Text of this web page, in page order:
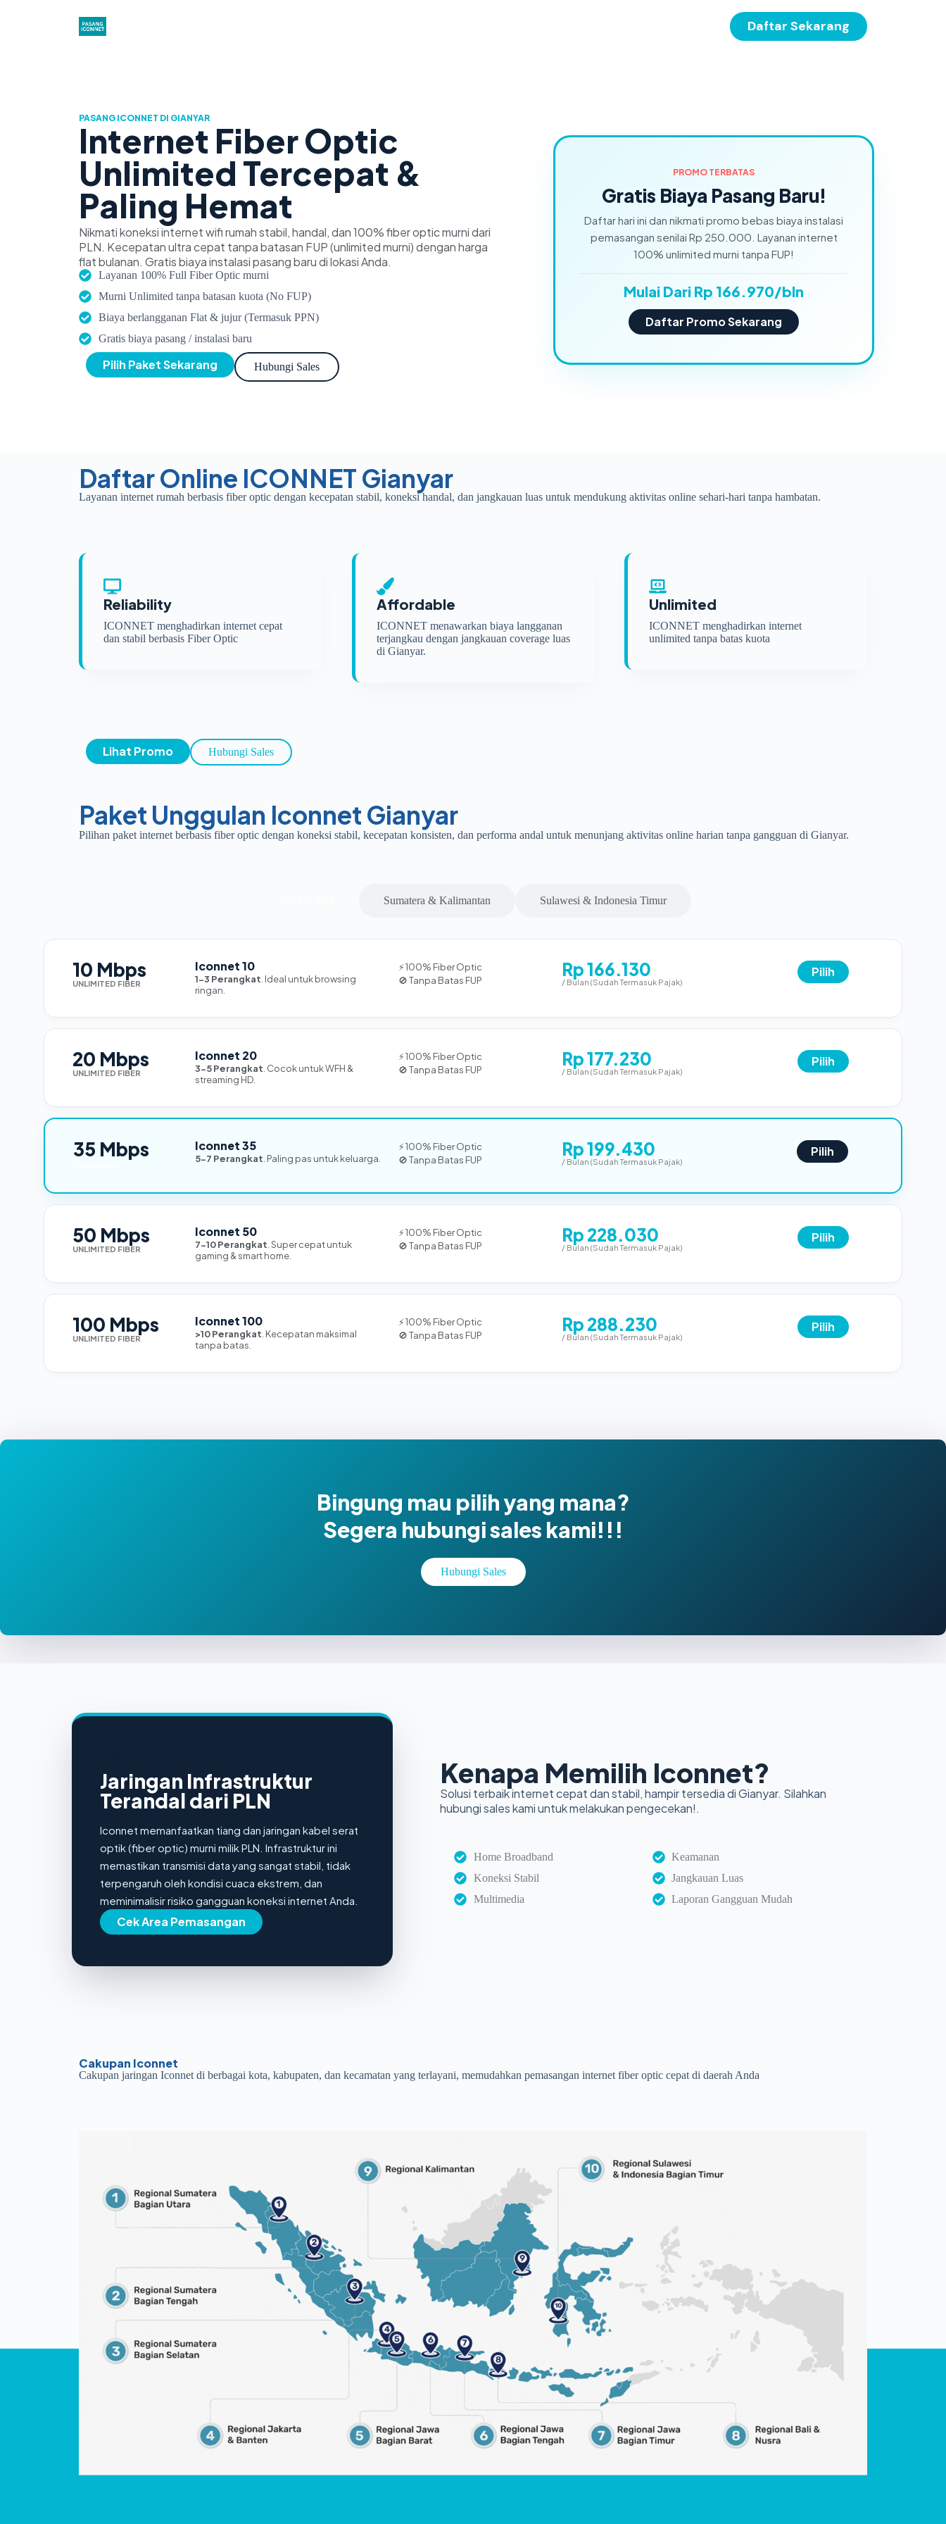
Daftar Sekarang
PASANG ICONNET DI GIANYAR
Internet Fiber Optic
Unlimited Tercepat &
Paling Hemat
Nikmati koneksi internet wifi rumah stabil, handal, dan 100% fiber optic murni dari
PLN. Kecepatan ultra cepat tanpa batasan FUP (unlimited murni) dengan harga
flat bulanan. Gratis biaya instalasi pasang baru di lokasi Anda.
Layanan 100% Full Fiber Optic murni
Murni Unlimited tanpa batasan kuota (No FUP)
Biaya berlangganan Flat & jujur (Termasuk PPN)
Gratis biaya pasang / instalasi baru
Pilih Paket Sekarang Hubungi Sales
PROMO TERBATAS
Gratis Biaya Pasang Baru!
Daftar hari ini dan nikmati promo bebas biaya instalasi
pemasangan senilai Rp 250.000. Layanan internet
100% unlimited murni tanpa FUP!
Mulai Dari Rp 166.970/bln
Daftar Promo Sekarang
Daftar Online ICONNET Gianyar
Layanan internet rumah berbasis fiber optic dengan kecepatan stabil, koneksi handal, dan jangkauan luas untuk mendukung aktivitas online sehari-hari tanpa hambatan.
Reliability
ICONNET menghadirkan internet cepat
dan stabil berbasis Fiber Optic
Affordable
ICONNET menawarkan biaya langganan
terjangkau dengan jangkauan coverage luas
di Gianyar.
Unlimited
ICONNET menghadirkan internet
unlimited tanpa batas kuota
Lihat Promo Hubungi Sales
Paket Unggulan Iconnet Gianyar
Pilihan paket internet berbasis fiber optic dengan koneksi stabil, kecepatan konsisten, dan performa andal untuk menunjang aktivitas online harian tanpa gangguan di Gianyar.
Sumatera & Kalimantan Sulawesi & Indonesia Timur
10 Mbps
UNLIMITED FIBER
Iconnet 10
1-3 Perangkat . Ideal untuk browsing
ringan.
⚡ 100% Fiber Optic
🚫 Tanpa Batas FUP
Rp 166.130
/ Bulan (Sudah Termasuk Pajak)
Pilih
20 Mbps
UNLIMITED FIBER
Iconnet 20
3-5 Perangkat . Cocok untuk WFH &
streaming HD.
⚡ 100% Fiber Optic
🚫 Tanpa Batas FUP
Rp 177.230
/ Bulan (Sudah Termasuk Pajak)
Pilih
35 Mbps Iconnet 35
5-7 Perangkat . Paling pas untuk keluarga.
⚡ 100% Fiber Optic
🚫 Tanpa Batas FUP
Rp 199.430
/ Bulan (Sudah Termasuk Pajak)
Pilih
50 Mbps
UNLIMITED FIBER
Iconnet 50
7-10 Perangkat . Super cepat untuk
gaming & smart home.
⚡ 100% Fiber Optic
🚫 Tanpa Batas FUP
Rp 228.030
/ Bulan (Sudah Termasuk Pajak)
Pilih
100 Mbps
UNLIMITED FIBER
Iconnet 100
>10 Perangkat . Kecepatan maksimal
tanpa batas.
⚡ 100% Fiber Optic
🚫 Tanpa Batas FUP
Rp 288.230
/ Bulan (Sudah Termasuk Pajak)
Pilih
Bingung mau pilih yang mana?
Segera hubungi sales kami!!!
Hubungi Sales
Jaringan Infrastruktur
Terandal dari PLN
Iconnet memanfaatkan tiang dan jaringan kabel serat
optik (fiber optic) murni milik PLN. Infrastruktur ini
memastikan transmisi data yang sangat stabil, tidak
terpengaruh oleh kondisi cuaca ekstrem, dan
meminimalisir risiko gangguan koneksi internet Anda.
Cek Area Pemasangan
Kenapa Memilih Iconnet?
Solusi terbaik internet cepat dan stabil, hampir tersedia di Gianyar. Silahkan
hubungi sales kami untuk melakukan pengecekan!.
Home Broadband
Koneksi Stabil
Multimedia
Keamanan
Jangkauan Luas
Laporan Gangguan Mudah
Cakupan Iconnet
Cakupan jaringan Iconnet di berbagai kota, kabupaten, dan kecamatan yang terlayani, memudahkan pemasangan internet fiber optic cepat di daerah Anda